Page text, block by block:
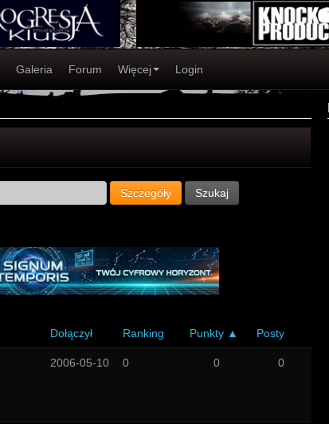
Galeria Forum Więcej Login
Szczegóły Szukaj
Dołączył Ranking Punkty ▲ Posty
2006-05-10 0 0 0